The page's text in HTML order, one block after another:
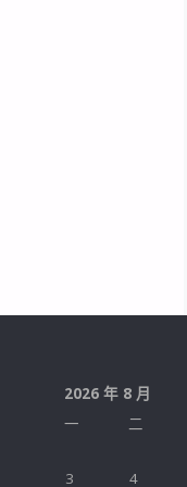
2026 年 8 月
一
二
3
4